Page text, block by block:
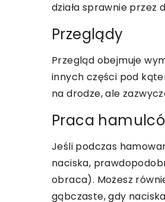
działa sprawnie przez
Przeglądy
Przegląd obejmuje
innych części pod
na drodze, ale
Praca
Jeśli podczas
naciska,
obraca). Możesz
gąbczaste, gdy